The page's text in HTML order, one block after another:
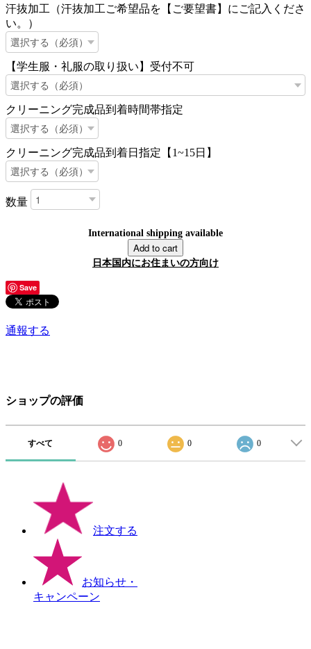
汗抜加工（汗抜加工ご希望品を【ご要望書】にご記入くださ
い。）
【学生服・礼服の取り扱い】受付不可
クリーニング完成品到着時間帯指定
クリーニング完成品到着日指定【1~15日】
数量
International shipping available
Add to cart
日本国内にお住まいの方向け
Save
通報する
ショップの評価
すべて 0 0 0
注文する
お知らせ ・
キャンペーン